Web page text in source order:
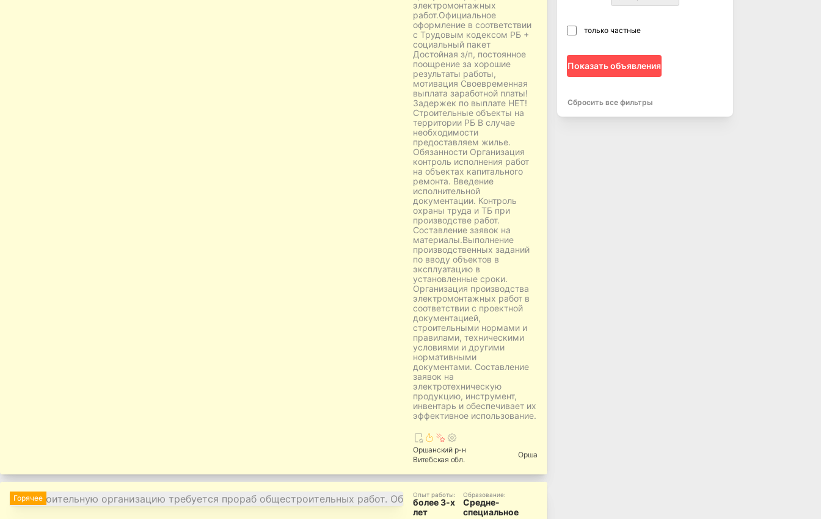
электромонтажных
работ.Официальное
оформление в соответствии
с Трудовым кодексом РБ +
социальный пакет
Достойная з/п, постоянное
поощрение за хорошие
результаты работы,
мотивация Своевременная
выплата заработной платы!
Задержек по выплате НЕТ!
Строительные объекты на
территории РБ В случае
необходимости
предоставляем жилье.
Обязанности Организация
контроль исполнения работ
на объектах капитального
ремонта. Введение
исполнительной
документации. Контроль
охраны труда и ТБ при
производстве работ.
Составление заявок на
материалы.Выполнение
производственных заданий
по вводу объектов в
эксплуатацию в
установленные сроки.
Организация производства
электромонтажных работ в
соответствии с проектной
документацией,
строительными нормами и
правилами, техническими
условиями и другими
нормативными
документами. Составление
заявок на
электротехническую
продукцию, инструмент,
инвентарь и обеспечивает их
эффективное использование.
Оршанскийр-н
Витебская обл.
Орша
Горячее Опыт работы:
более 3-х
лет
Образование:
Средне-
специальное
только частные
Показать объявления
Сбросить все фильтры